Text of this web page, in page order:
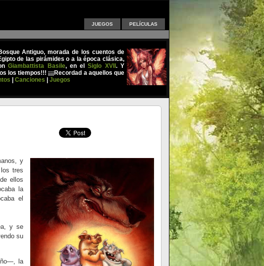
JUEGOS PELÍCULAS
Antiguo, morada de los cuentos de
de las pirámides o a la época clásica,
Giambattista Basile, en elSiglo XVII . Y
los tiempos!!! ¡¡¡Recordad a aquellos que
Canciones Juegos
y
tres
ellos
la
el
y se
su
la